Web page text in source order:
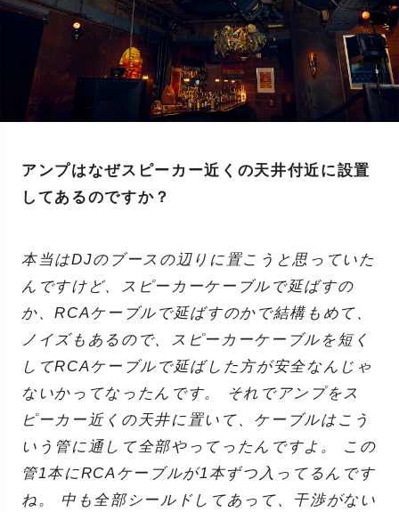
アンプはなぜスピーカー近くの天井付近に設置
してあるのですか？
本当はDJのブースの辺りに置こうと思っていた
んですけど、スピーカーケーブルで延ばすの
か、RCAケーブルで延ばすのかで結構もめて、
ノイズもあるので、スピーカーケーブルを短く
してRCAケーブルで延ばした方が安全なんじゃ
ないかってなったんです。 それでアンプをス
ピーカー近くの天井に置いて、ケーブルはこう
いう管に通して全部やってったんですよ。 この
管1本にRCAケーブルが1本ずつ入ってるんです
ね。 中も全部シールドしてあって、干渉がない